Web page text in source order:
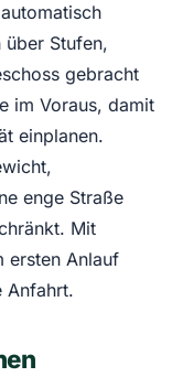
über Stufen,
gebracht
im Voraus, damit
einplanen.
enge Straße
Mit
ersten Anlauf
Anfahrt.